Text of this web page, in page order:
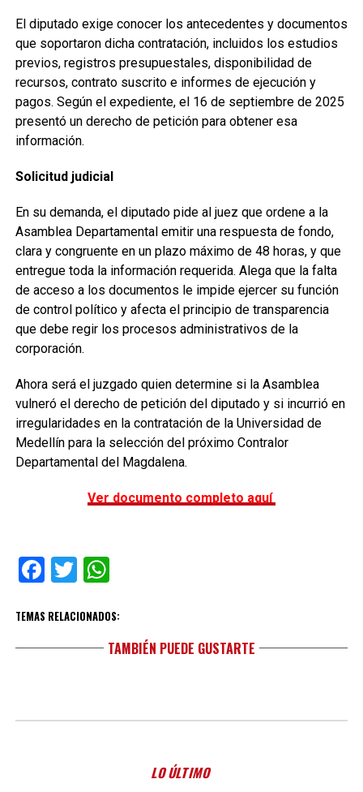
El diputado exige conocer los antecedentes y documentos
que soportaron dicha contratación, incluidos los estudios
previos, registros presupuestales, disponibilidad de
recursos, contrato suscrito e informes de ejecución y
pagos. Según el expediente, el 16 de septiembre de 2025
presentó un derecho de petición para obtener esa
información.
Solicitud judicial
En su demanda, el diputado pide al juez que ordene a la
Asamblea Departamental emitir una respuesta de fondo,
clara y congruente en un plazo máximo de 48 horas, y que
entregue toda la información requerida. Alega que la falta
de acceso a los documentos le impide ejercer su función
de control político y afecta el principio de transparencia
que debe regir los procesos administrativos de la
corporación.
Ahora será el juzgado quien determine si la Asamblea
vulneró el derecho de petición del diputado y si incurrió en
irregularidades en la contratación de la Universidad de
Medellín para la selección del próximo Contralor
Departamental del Magdalena.
Ver documento completo aquí
Facebook
TwitterWhatsApp
TEMAS RELACIONADOS:
TAMBIÉN PUEDE GUSTARTE
LO ÚLTIMO